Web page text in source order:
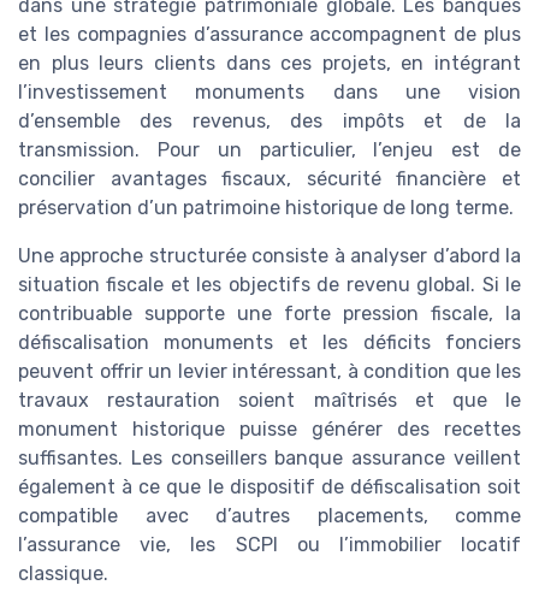
dans une stratégie patrimoniale globale. Les banques
et les compagnies d’assurance accompagnent de plus
en plus leurs clients dans ces projets, en intégrant
l’investissement monuments dans une vision
d’ensemble des revenus, des impôts et de la
transmission. Pour un particulier, l’enjeu est de
concilier avantages fiscaux, sécurité financière et
préservation d’un patrimoine historique de long terme.
Une approche structurée consiste à analyser d’abord la
situation fiscale et les objectifs de revenu global. Si le
contribuable supporte une forte pression fiscale, la
défiscalisation monuments et les déficits fonciers
peuvent offrir un levier intéressant, à condition que les
travaux restauration soient maîtrisés et que le
monument historique puisse générer des recettes
suffisantes. Les conseillers banque assurance veillent
également à ce que le dispositif de défiscalisation soit
compatible avec d’autres placements, comme
l’assurance vie, les SCPI ou l’immobilier locatif
classique.